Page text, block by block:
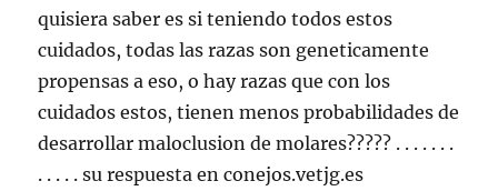
quisiera saber es si teniendo todos estos
cuidados, todas las razas son geneticamente
propensas a eso, o hay razas que con los
cuidados estos, tienen menos probabilidades de
desarrollar maloclusion de molares????? . . . . . . .
. . . . . su respuesta en conejos.vetjg.es